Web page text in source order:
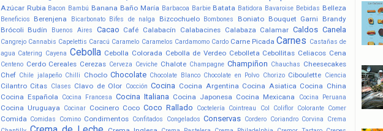
Azúcar Rubia Bacon Bambú Banana Baño María Barbacoa Barbie Batata Batidora Bavaroise Bebidas Belleza
Beneficios Berenjena Bicarbonato Bifes de nalga Bizcochuelo Bombones Boniato Bouquet Garni
Brandy
Brócoli Budín Buenos Aires Cacao Café Calabacín Calabacines Calabaza Calamar Caldos Canela
Cangrejo Cannabis Capelettis Caracú Caramelo Caramelos Cardamomo Cardo Carne Picada Carnes Castañas de
agua Catering Cayena Cebolla Cebolla Colorada Cebolla de Verdeo Cebolleta Cebollitas Celiacos Cena
Centeno Cerdo Cereales Cerezas Cerveza Ceviche Chalote Champagne Champiñon Chauchas Cheesecakes
Chef Chile jalapeño Chilli Choclo Chocolate Chocolate Blanco Chocolate en Polvo Chorizo Ciboulette Ciencia
Cilantro Citas Clases Clavo de Olor Cocción Cocina Cocina Argentina Cocina Asiatica Cocina China
Cocina Española
Cocina Francesa Cocina Italiana Cocina Japonesa Cocina Mexicana Cocina Peruana
Cocina Uruguaya Cocinar Cocinero Coco Coco Rallado Coctelería Cointreau Col Coliflor Colorante Comer
Comida Comidas Comino Condimentos Confitados Congelados Conservas Cordero Coriandro Corvina
Crema